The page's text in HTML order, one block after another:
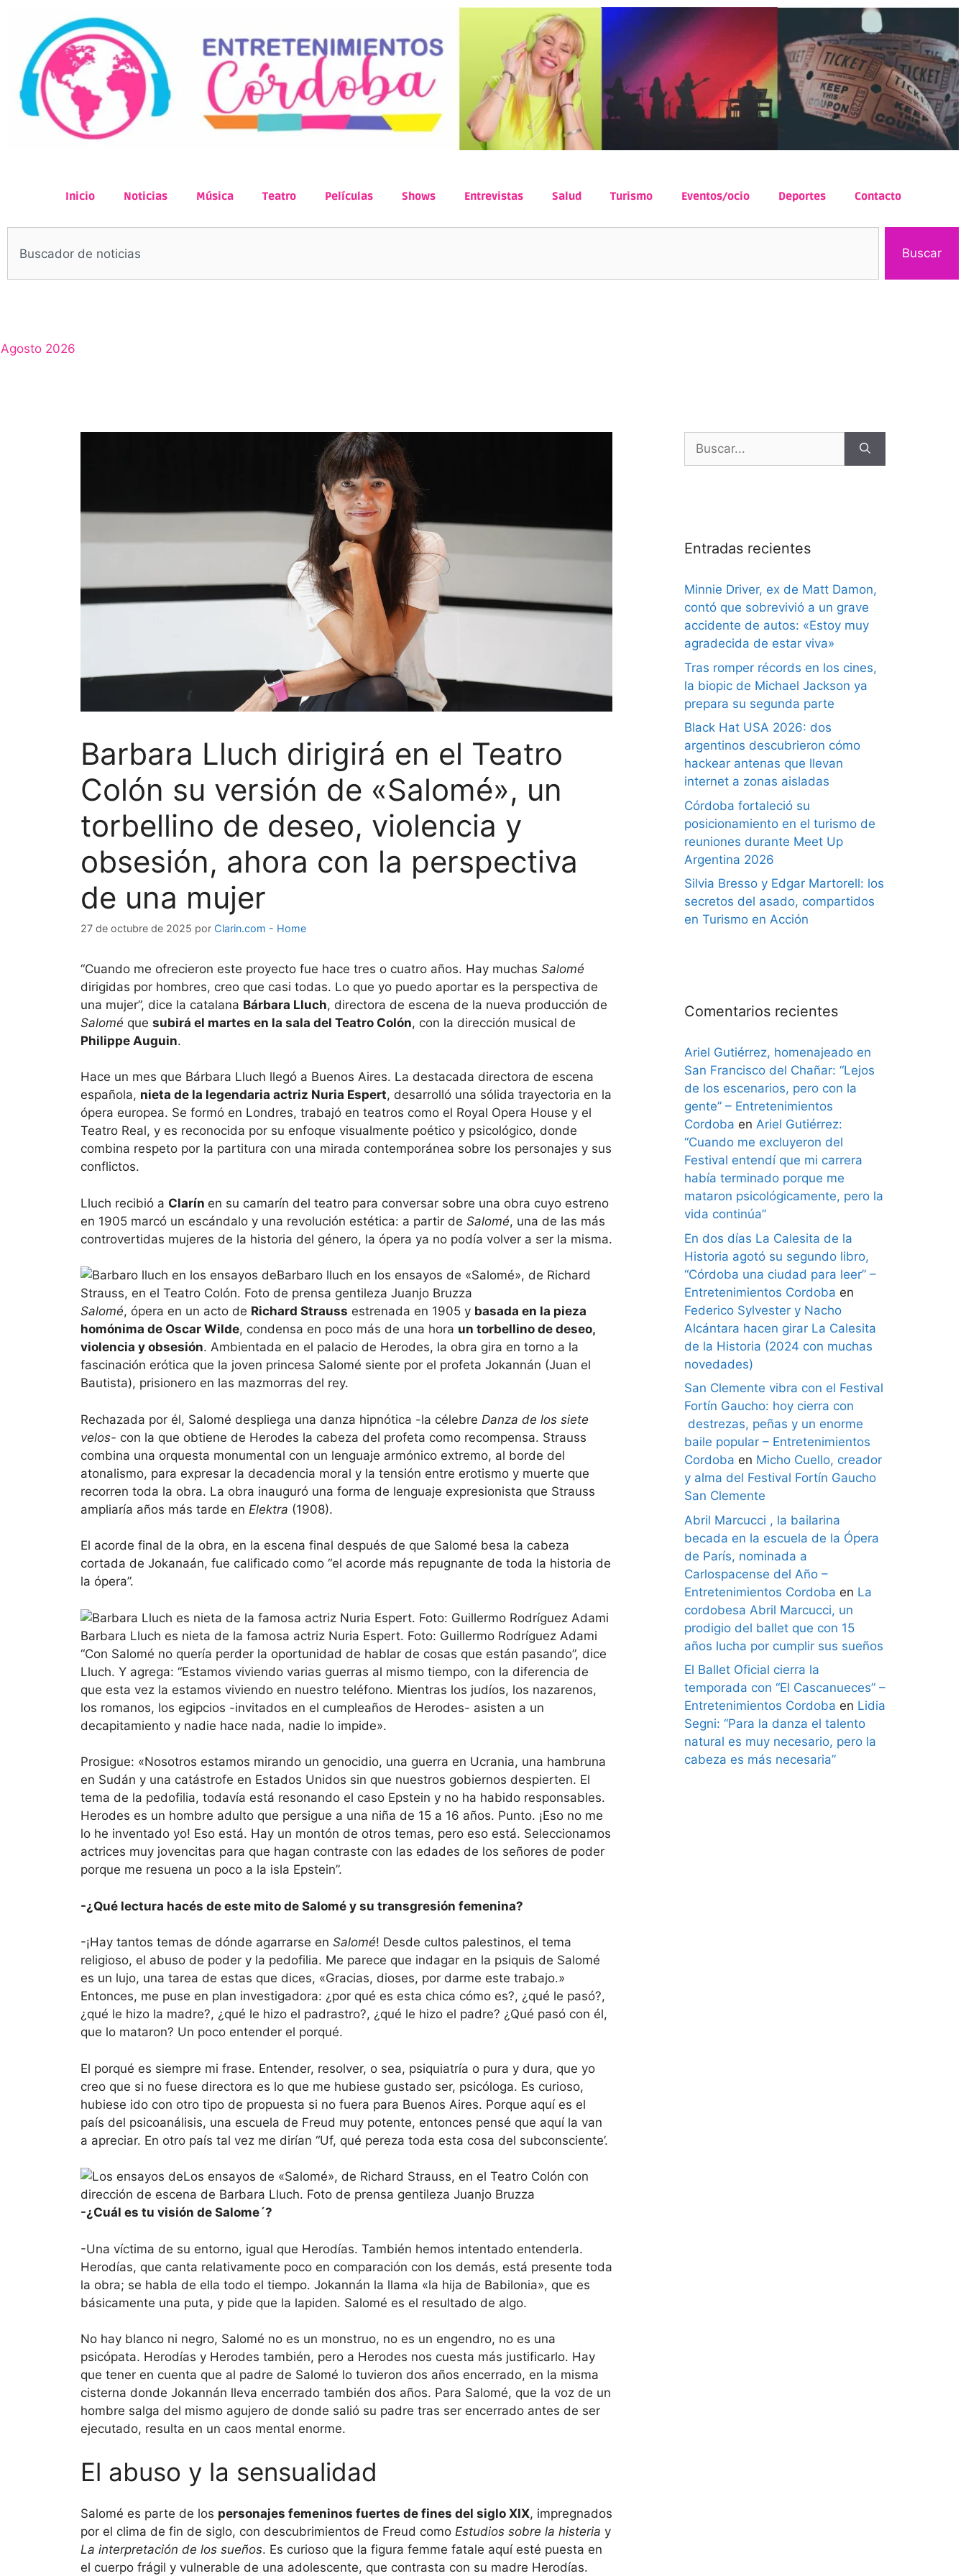
Inicio Noticias Música Teatro Películas Shows Entrevistas Salud Turismo Eventos/ocio Deportes Contacto
Buscar
Agosto 2026
Barbara Lluch dirigirá en el Teatro
Colón su versión de «Salomé», un
torbellino de deseo, violencia y
obsesión, ahora con la perspectiva
de una mujer
27 de octubre de 2025 por Clarin.com - Home
“Cuando me ofrecieron este proyecto fue hace tres o cuatro años. Hay muchas Salomé
dirigidas por hombres, creo que casi todas. Lo que yo puedo aportar es la perspectiva de
una mujer”, dice la catalana Bárbara Lluch, directora de escena de la nueva producción de
Salomé que subirá el martes en la sala del Teatro Colón, con la dirección musical de
Philippe Auguin.
Hace un mes que Bárbara Lluch llegó a Buenos Aires. La destacada directora de escena
española, nieta de la legendaria actriz Nuria Espert, desarrolló una sólida trayectoria en la
ópera europea. Se formó en Londres, trabajó en teatros como el Royal Opera House y el
Teatro Real, y es reconocida por su enfoque visualmente poético y psicológico, donde
combina respeto por la partitura con una mirada contemporánea sobre los personajes y sus
conflictos.
Lluch recibió a Clarín en su camarín del teatro para conversar sobre una obra cuyo estreno
en 1905 marcó un escándalo y una revolución estética: a partir de Salomé, una de las más
controvertidas mujeres de la historia del género, la ópera ya no podía volver a ser la misma.
Barbaro lluch en los ensayos de «Salomé», de Richard
Strauss, en el Teatro Colón. Foto de prensa gentileza Juanjo Bruzza
Salomé, ópera en un acto de Richard Strauss estrenada en 1905 y basada en la pieza
homónima de Oscar Wilde, condensa en poco más de una hora un torbellino de deseo,
violencia y obsesión. Ambientada en el palacio de Herodes, la obra gira en torno a la
fascinación erótica que la joven princesa Salomé siente por el profeta Jokannán (Juan el
Bautista), prisionero en las mazmorras del rey.
Rechazada por él, Salomé despliega una danza hipnótica -la célebre Danza de los siete
velos- con la que obtiene de Herodes la cabeza del profeta como recompensa. Strauss
combina una orquesta monumental con un lenguaje armónico extremo, al borde del
atonalismo, para expresar la decadencia moral y la tensión entre erotismo y muerte que
recorren toda la obra. La obra inauguró una forma de lenguaje expresionista que Strauss
ampliaría años más tarde en Elektra (1908).
El acorde final de la obra, en la escena final después de que Salomé besa la cabeza
cortada de Jokanaán, fue calificado como “el acorde más repugnante de toda la historia de
la ópera”.
Barbara Lluch es nieta de la famosa actriz Nuria Espert. Foto: Guillermo Rodríguez Adami
“Con Salomé no quería perder la oportunidad de hablar de cosas que están pasando”, dice
Lluch. Y agrega: “Estamos viviendo varias guerras al mismo tiempo, con la diferencia de
que esta vez la estamos viviendo en nuestro teléfono. Mientras los judíos, los nazarenos,
los romanos, los egipcios -invitados en el cumpleaños de Herodes- asisten a un
decapitamiento y nadie hace nada, nadie lo impide».
Prosigue: «Nosotros estamos mirando un genocidio, una guerra en Ucrania, una hambruna
en Sudán y una catástrofe en Estados Unidos sin que nuestros gobiernos despierten. El
tema de la pedofilia, todavía está resonando el caso Epstein y no ha habido responsables.
Herodes es un hombre adulto que persigue a una niña de 15 a 16 años. Punto. ¡Eso no me
lo he inventado yo! Eso está. Hay un montón de otros temas, pero eso está. Seleccionamos
actrices muy jovencitas para que hagan contraste con las edades de los señores de poder
porque me resuena un poco a la isla Epstein”.
-¿Qué lectura hacés de este mito de Salomé y su transgresión femenina?
-¡Hay tantos temas de dónde agarrarse en Salomé! Desde cultos palestinos, el tema
religioso, el abuso de poder y la pedofilia. Me parece que indagar en la psiquis de Salomé
es un lujo, una tarea de estas que dices, «Gracias, dioses, por darme este trabajo.»
Entonces, me puse en plan investigadora: ¿por qué es esta chica cómo es?, ¿qué le pasó?,
¿qué le hizo la madre?, ¿qué le hizo el padrastro?, ¿qué le hizo el padre? ¿Qué pasó con él,
que lo mataron? Un poco entender el porqué.
El porqué es siempre mi frase. Entender, resolver, o sea, psiquiatría o pura y dura, que yo
creo que si no fuese directora es lo que me hubiese gustado ser, psicóloga. Es curioso,
hubiese ido con otro tipo de propuesta si no fuera para Buenos Aires. Porque aquí es el
país del psicoanálisis, una escuela de Freud muy potente, entonces pensé que aquí la van
a apreciar. En otro país tal vez me dirían “Uf, qué pereza toda esta cosa del subconsciente’.
Los ensayos de «Salomé», de Richard Strauss, en el Teatro Colón con
dirección de escena de Barbara Lluch. Foto de prensa gentileza Juanjo Bruzza
-¿Cuál es tu visión de Salome´?
-Una víctima de su entorno, igual que Herodías. También hemos intentado entenderla.
Herodías, que canta relativamente poco en comparación con los demás, está presente toda
la obra; se habla de ella todo el tiempo. Jokannán la llama «la hija de Babilonia», que es
básicamente una puta, y pide que la lapiden. Salomé es el resultado de algo.
No hay blanco ni negro, Salomé no es un monstruo, no es un engendro, no es una
psicópata. Herodías y Herodes también, pero a Herodes nos cuesta más justificarlo. Hay
que tener en cuenta que al padre de Salomé lo tuvieron dos años encerrado, en la misma
cisterna donde Jokannán lleva encerrado también dos años. Para Salomé, que la voz de un
hombre salga del mismo agujero de donde salió su padre tras ser encerrado antes de ser
ejecutado, resulta en un caos mental enorme.
El abuso y la sensualidad
Salomé es parte de los personajes femeninos fuertes de fines del siglo XIX, impregnados
por el clima de fin de siglo, con descubrimientos de Freud como Estudios sobre la histeria y
La interpretación de los sueños. Es curioso que la figura femme fatale aquí esté puesta en
el cuerpo frágil y vulnerable de una adolescente, que contrasta con su madre Herodías.
Entradas recientes
Minnie Driver, ex de Matt Damon,
contó que sobrevivió a un grave
accidente de autos: «Estoy muy
agradecida de estar viva»
Tras romper récords en los cines,
la biopic de Michael Jackson ya
prepara su segunda parte
Black Hat USA 2026: dos
argentinos descubrieron cómo
hackear antenas que llevan
internet a zonas aisladas
Córdoba fortaleció su
posicionamiento en el turismo de
reuniones durante Meet Up
Argentina 2026
Silvia Bresso y Edgar Martorell: los
secretos del asado, compartidos
en Turismo en Acción
Comentarios recientes
Ariel Gutiérrez, homenajeado en
San Francisco del Chañar: “Lejos
de los escenarios, pero con la
gente” – Entretenimientos
Cordoba en Ariel Gutiérrez:
“Cuando me excluyeron del
Festival entendí que mi carrera
había terminado porque me
mataron psicológicamente, pero la
vida continúa”
En dos días La Calesita de la
Historia agotó su segundo libro,
“Córdoba una ciudad para leer” –
Entretenimientos Cordoba en
Federico Sylvester y Nacho
Alcántara hacen girar La Calesita
de la Historia (2024 con muchas
novedades)
San Clemente vibra con el Festival
Fortín Gaucho: hoy cierra con
destrezas, peñas y un enorme
baile popular – Entretenimientos
Cordoba en Micho Cuello, creador
y alma del Festival Fortín Gaucho
San Clemente
Abril Marcucci , la bailarina
becada en la escuela de la Ópera
de París, nominada a
Carlospacense del Año –
Entretenimientos Cordoba en La
cordobesa Abril Marcucci, un
prodigio del ballet que con 15
años lucha por cumplir sus sueños
El Ballet Oficial cierra la
temporada con “El Cascanueces” –
Entretenimientos Cordoba en Lidia
Segni: “Para la danza el talento
natural es muy necesario, pero la
cabeza es más necesaria”